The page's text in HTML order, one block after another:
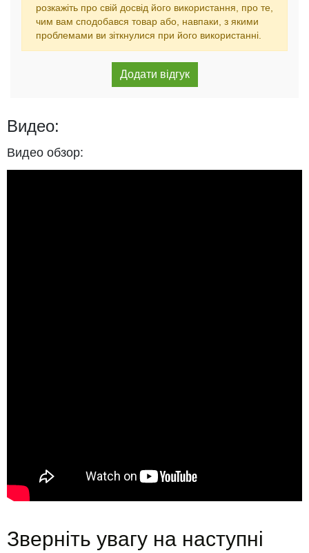
розкажіть про свій досвід його використання, про те,
чим вам сподобався товар або, навпаки, з якими
проблемами ви зіткнулися при його використанні.
Видео:
Видео обзор:
Зверніть увагу на наступні